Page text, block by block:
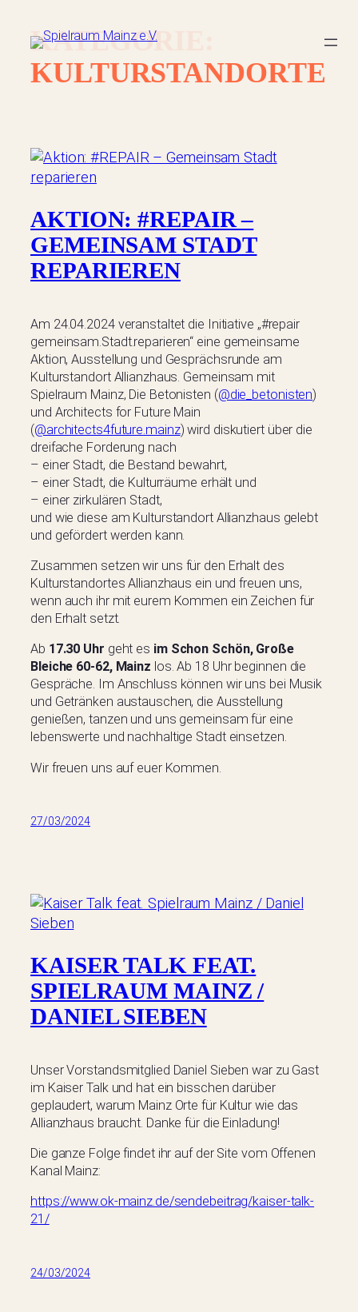
Zum
Inhalt
springen
KATEGORIE:
KULTURSTANDORTE
AKTION: #REPAIR –
GEMEINSAM STADT
REPARIEREN
Am 24.04.2024 veranstaltet die Initiative „#repair
gemeinsam.Stadt.reparieren“ eine gemeinsame
Aktion, Ausstellung und Gesprächsrunde am
Kulturstandort Allianzhaus. Gemeinsam mit
Spielraum Mainz, Die Betonisten (@die_betonisten)
und Architects for Future Main
(@architects4future.mainz) wird diskutiert über die
dreifache Forderung nach
– einer Stadt, die Bestand bewahrt,
– einer Stadt, die Kulturräume erhält und
– einer zirkulären Stadt,
und wie diese am Kulturstandort Allianzhaus gelebt
und gefördert werden kann.
Zusammen setzen wir uns für den Erhalt des
Kulturstandortes Allianzhaus ein und freuen uns,
wenn auch ihr mit eurem Kommen ein Zeichen für
den Erhalt setzt.
Ab 17.30 Uhr geht es im Schon Schön, Große
Bleiche 60-62, Mainz los. Ab 18 Uhr beginnen die
Gespräche. Im Anschluss können wir uns bei Musik
und Getränken austauschen, die Ausstellung
genießen, tanzen und uns gemeinsam für eine
lebenswerte und nachhaltige Stadt einsetzen.
Wir freuen uns auf euer Kommen.
27/03/2024
KAISER TALK FEAT.
SPIELRAUM MAINZ /
DANIEL SIEBEN
Unser Vorstandsmitglied Daniel Sieben war zu Gast
im Kaiser Talk und hat ein bisschen darüber
geplaudert, warum Mainz Orte für Kultur wie das
Allianzhaus braucht. Danke für die Einladung!
Die ganze Folge findet ihr auf der Site vom Offenen
Kanal Mainz:
https://www.ok-mainz.de/sendebeitrag/kaiser-talk-
21/
24/03/2024